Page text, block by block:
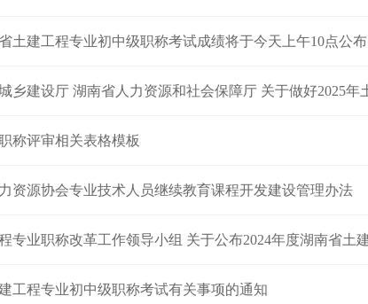
土建工程专业初中级职称考试成绩将于今天上午10点公布
建设厅 湖南省人力资源和社会保障厅 关于做好2025年土建工程专
称评审相关表格模板
资源协会专业技术人员继续教育课程开发建设管理办法
业职称改革工作领导小组 关于公布2024年度湖南省土建工程专业
工程专业初中级职称考试有关事项的通知